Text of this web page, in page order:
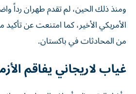
ومنذ ذلك الحين، لم تقدم طهران رداً
الأمريكي الأخير، كما امتنعت عن تأكيد
من المحادثات في باكستان.
غياب لاريجاني يفاقم